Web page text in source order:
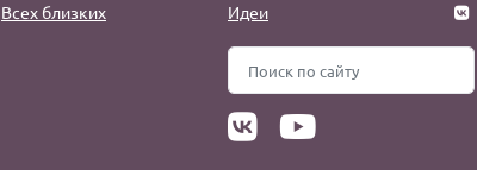
Всех близких
Идеи